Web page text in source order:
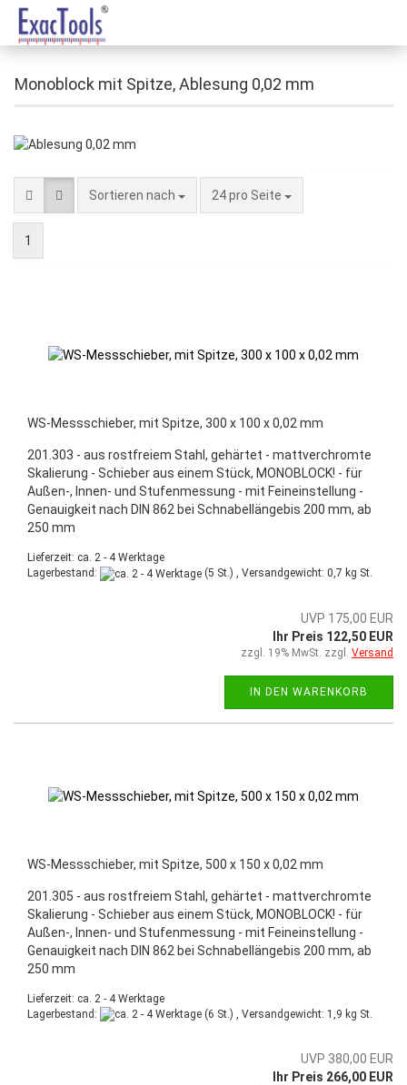
Monoblock mit Spitze, Ablesung 0,02 mm
Sortieren nach 24 pro Seite
1
WS-Messschieber, mit Spitze, 300 x 100 x 0,02 mm
201.303 - aus rostfreiem Stahl, gehärtet - mattverchromte
Skalierung - Schieber aus einem Stück, MONOBLOCK! - für
Außen-, Innen- und Stufenmessung - mit Feineinstellung -
Genauigkeit nach DIN 862 bei Schnabellängebis 200 mm, ab
250 mm
Lieferzeit: ca. 2 - 4 Werktage
Lagerbestand:
(5 St.) , Versandgewicht: 0,7 kg St.
UVP 175,00 EUR
Ihr Preis 122,50 EUR
zzgl. 19% MwSt. zzgl. Versand
IN DEN WARENKORB
WS-Messschieber, mit Spitze, 500 x 150 x 0,02 mm
201.305 - aus rostfreiem Stahl, gehärtet - mattverchromte
Skalierung - Schieber aus einem Stück, MONOBLOCK! - für
Außen-, Innen- und Stufenmessung - mit Feineinstellung -
Genauigkeit nach DIN 862 bei Schnabellängebis 200 mm, ab
250 mm
Lieferzeit: ca. 2 - 4 Werktage
Lagerbestand:
(6 St.) , Versandgewicht: 1,9 kg St.
UVP 380,00 EUR
Ihr Preis 266,00 EUR